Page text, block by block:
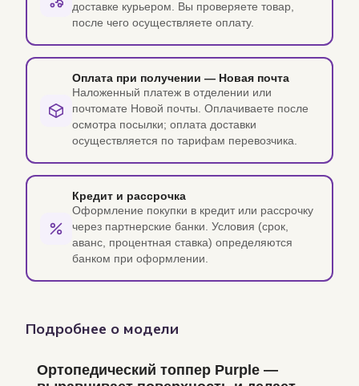
доставке курьером. Вы проверяете товар,
после чего осуществляете оплату.
Оплата при получении — Новая почта
Наложенный платеж в отделении или
почтомате Новой почты. Оплачиваете после
осмотра посылки; оплата доставки
осуществляется по тарифам перевозчика.
Кредит и рассрочка
Оформление покупки в кредит или рассрочку
через партнерские банки. Условия (срок,
аванс, процентная ставка) определяются
банком при оформлении.
Подробнее о модели
Ортопедический топпер Purple —